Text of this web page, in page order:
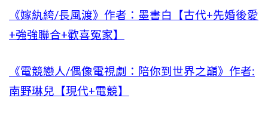
《嫁紈絝/長風渡》作者：墨書白【古代+先婚後愛
+強強聯合+歡喜冤家】
《電競戀人/偶像電視劇：陪你到世界之巔》作者:
南野琳兒【現代+電競】